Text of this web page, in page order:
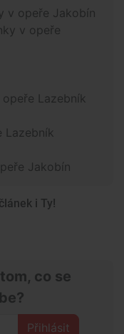
v opeře Jakobín
v opeře
Lazebník
Lazebník
Jakobín
i Ty!
co se
Přihlásit